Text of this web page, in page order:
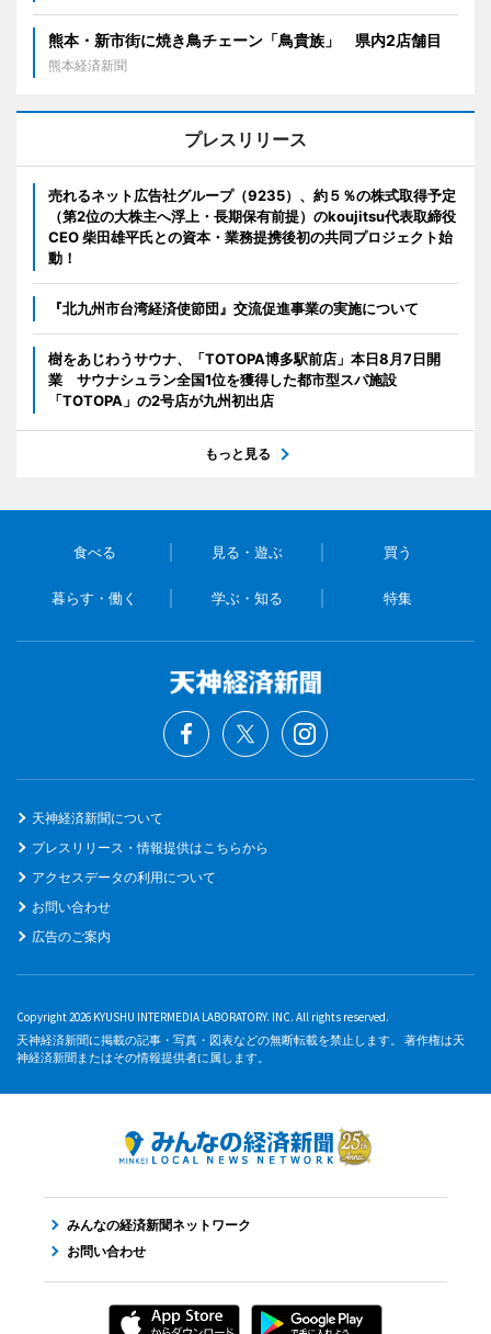
熊本・新市街に焼き鳥チェーン「鳥貴族」 県内2店舗目
熊本経済新聞
プレスリリース
売れるネット広告社グループ（9235）、約５％の株式取得予定
（第2位の大株主へ浮上・長期保有前提）のkoujitsu代表取締役
CEO 柴田雄平氏との資本・業務提携後初の共同プロジェクト始
動！
『北九州市台湾経済使節団』交流促進事業の実施について
樹をあじわうサウナ、「TOTOPA博多駅前店」本日8月7日開
業 サウナシュラン全国1位を獲得した都市型スパ施設
「TOTOPA」の2号店が九州初出店
もっと見る
食べる 見る・遊ぶ 買う
暮らす・働く 学ぶ・知る 特集
天神経済新聞について
プレスリリース・情報提供はこちらから
アクセスデータの利用について
お問い合わせ
広告のご案内
Copyright 2026 KYUSHU INTERMEDIA LABORATORY. INC. All rights reserved.
天神経済新聞に掲載の記事・写真・図表などの無断転載を禁止します。 著作権は天
神経済新聞またはその情報提供者に属します。
みんなの経済新聞ネットワーク
お問い合わせ